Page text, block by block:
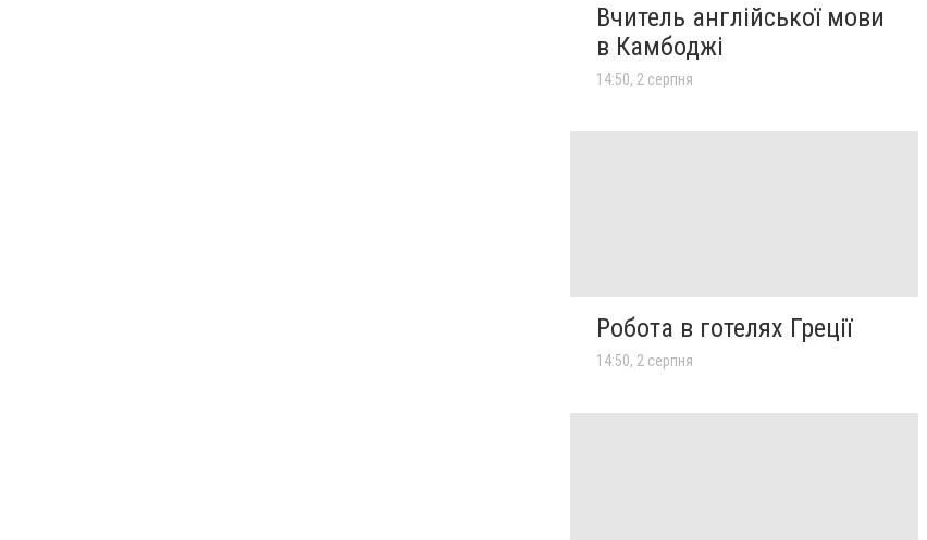
Вчитель англійської мови
в Камбоджі
14:50, 2 серпня
Робота в готелях Греції
14:50, 2 серпня